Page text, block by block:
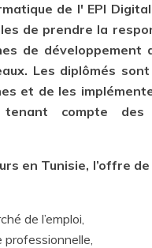
de l' EPI
de prendre la
de développement
Les diplômés
et de les
compte des
en Tunisie, l’offre de
de l’emploi,
professionnelle,